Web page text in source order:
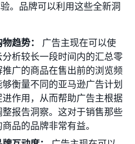
。品牌可以利用这些全新洞
趋势：
广告主现在可以使
析较长一段时间内的汇总零
广的商品在售出前的浏览频
衡量不同的亚马逊广告计划
作用，从而帮助广告主根据
报告洞察。这对于销售那些
品的品牌非常有益。